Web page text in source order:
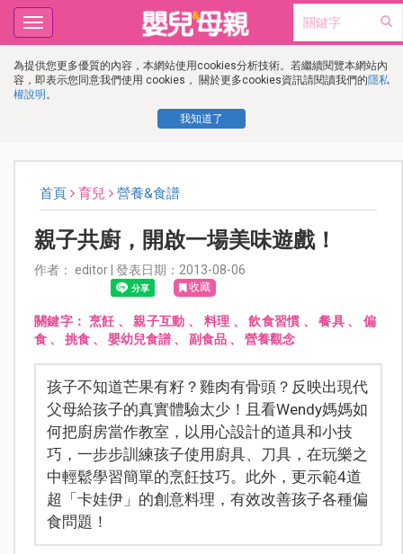
為提供您更多優質的內容，本網站使用cookies分析技術。若繼續閱覽本網站內
容，即表示您同意我們使用 cookies， 關於更多cookies資訊請閱讀我們的隱私
權說明 。
我知道了
Toggle
navigation
首頁 育兒 營養&食譜
親子共廚，開啟一場美味遊戲！
作者： editor | 發表日期：2013-08-06
收藏
關鍵字： 烹飪 、親子互動 、 料理 、飲食習慣 、餐具 、偏
食、 挑食、 嬰幼兒食譜、 副食品、 營養觀念
孩子不知道芒果有籽？雞肉有骨頭？反映出現代
父母給孩子的真實體驗太少！且看Wendy媽媽如
何把廚房當作教室，以用心設計的道具和小技
巧，一步步訓練孩子使用廚具、刀具，在玩樂之
中輕鬆學習簡單的烹飪技巧。此外，更示範4道
超「卡娃伊」的創意料理，有效改善孩子各種偏
食問題！